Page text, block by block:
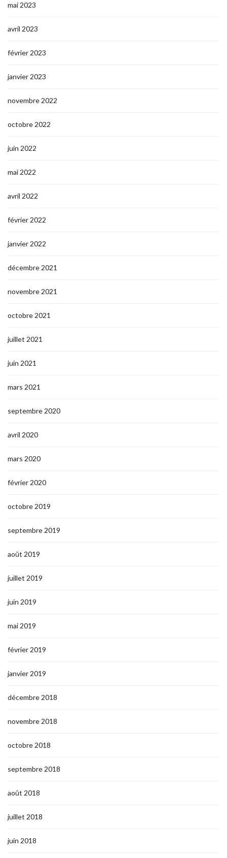
mai 2023
avril 2023
février 2023
janvier 2023
novembre 2022
octobre 2022
juin 2022
mai 2022
avril 2022
février 2022
janvier 2022
décembre 2021
novembre 2021
octobre 2021
juillet 2021
juin 2021
mars 2021
septembre 2020
avril 2020
mars 2020
février 2020
octobre 2019
septembre 2019
août 2019
juillet 2019
juin 2019
mai 2019
février 2019
janvier 2019
décembre 2018
novembre 2018
octobre 2018
septembre 2018
août 2018
juillet 2018
juin 2018